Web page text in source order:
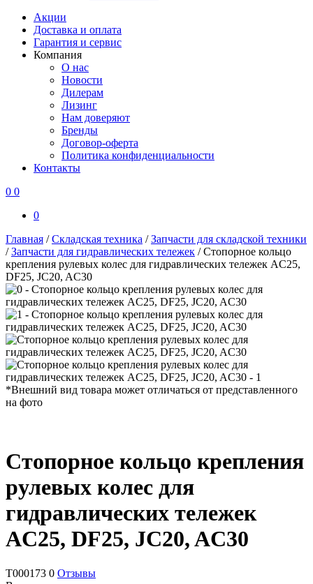
Акции
Доставка и оплата
Гарантия и сервис
Компания
О нас
Новости
Дилерам
Лизинг
Нам доверяют
Бренды
Договор-оферта
Политика конфиденциальности
Контакты
0 0
0
Главная /Складская техника /Запчасти для складской техники
/Запчасти для гидравлических тележек /Стопорное кольцо
крепления рулевых колес для гидравлических тележек AC25,
DF25, JC20, AC30
*Внешний вид товара может отличаться от представленного
на фото
Стопорное кольцо крепления
рулевых колес для
гидравлических тележек
AC25, DF25, JC20, AC30
T000173 0 Отзывы